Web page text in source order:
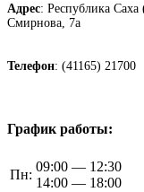
Адрес: Республика Саха
Смирнова, 7а
Телефон: (41165) 21700
График работы:
Пн:
09:00 — 12:30
14:00 — 18:00